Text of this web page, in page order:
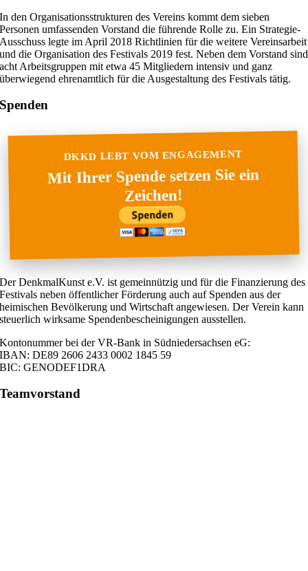
In den Organisationsstrukturen des Vereins kommt dem sieben
Personen umfassenden Vorstand die führende Rolle zu. Ein Strategie-
Ausschuss legte im April 2018 Richtlinien für die weitere Vereinsarbeit
und die Organisation des Festivals 2019 fest. Neben dem Vorstand sind
acht Arbeitsgruppen mit etwa 45 Mitgliedern intensiv und ganz
überwiegend ehrenamtlich für die Ausgestaltung des Festivals tätig.
Spenden
DKKD LEBT VOM ENGAGEMENT
Mit Ihrer Spende setzen Sie ein
Zeichen!
Der DenkmalKunst e.V. ist gemeinnützig und für die Finanzierung des
Festivals neben öffentlicher Förderung auch auf Spenden aus der
heimischen Bevölkerung und Wirtschaft angewiesen. Der Verein kann
steuerlich wirksame Spendenbescheinigungen ausstellen.
Kontonummer bei der VR-Bank in Südniedersachsen eG:
IBAN: DE89 2606 2433 0002 1845 59
BIC: GENODEF1DRA
Teamvorstand